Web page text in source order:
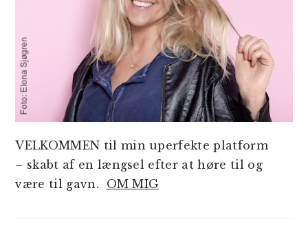
VELKOMMEN til min uperfekte platform
– skabt af en længsel efter at høre til og
være til gavn. OM MIG